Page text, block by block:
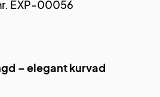
EXP-00056
– elegant kurvad